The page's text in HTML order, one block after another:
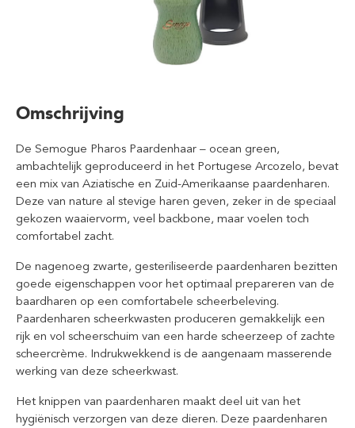
Omschrijving
De Semogue Pharos Paardenhaar – ocean green,
ambachtelijk geproduceerd in het Portugese Arcozelo, bevat
een mix van Aziatische en Zuid-Amerikaanse paardenharen.
Deze van nature al stevige haren geven, zeker in de speciaal
gekozen waaiervorm, veel backbone, maar voelen toch
comfortabel zacht.
De nagenoeg zwarte, gesteriliseerde paardenharen bezitten
goede eigenschappen voor het optimaal prepareren van de
baardharen op een comfortabele scheerbeleving.
Paardenharen scheerkwasten produceren gemakkelijk een
rijk en vol scheerschuim van een harde scheerzeep of zachte
scheercrème. Indrukwekkend is de aangenaam masserende
werking van deze scheerkwast.
Het knippen van paardenharen maakt deel uit van het
hygiënisch verzorgen van deze dieren. Deze paardenharen